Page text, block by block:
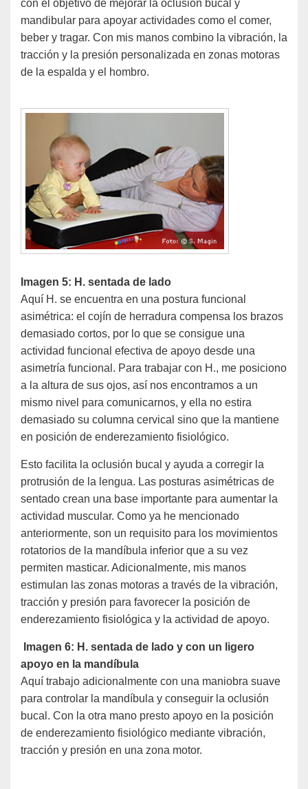
con el objetivo de mejorar la oclusión bucal y
mandibular para apoyar actividades como el comer,
beber y tragar. Con mis manos combino la vibración, la
tracción y la presión personalizada en zonas motoras
de la espalda y el hombro.
Imagen 5: H. sentada de lado
Aquí H. se encuentra en una postura funcional
asimétrica: el cojín de herradura compensa los brazos
demasiado cortos, por lo que se consigue una
actividad funcional efectiva de apoyo desde una
asimetría funcional. Para trabajar con H., me posiciono
a la altura de sus ojos, así nos encontramos a un
mismo nivel para comunicarnos, y ella no estira
demasiado su columna cervical sino que la mantiene
en posición de enderezamiento fisiológico.
Esto facilita la oclusión bucal y ayuda a corregir la
protrusión de la lengua. Las posturas asimétricas de
sentado crean una base importante para aumentar la
actividad muscular. Como ya he mencionado
anteriormente, son un requisito para los movimientos
rotatorios de la mandíbula inferior que a su vez
permiten masticar. Adicionalmente, mis manos
estimulan las zonas motoras a través de la vibración,
tracción y presión para favorecer la posición de
enderezamiento fisiológica y la actividad de apoyo.
Imagen 6: H. sentada de lado y con un ligero
apoyo en la mandíbula
Aquí trabajo adicionalmente con una maniobra suave
para controlar la mandíbula y conseguir la oclusión
bucal. Con la otra mano presto apoyo en la posición
de enderezamiento fisiológico mediante vibración,
tracción y presión en una zona motor.